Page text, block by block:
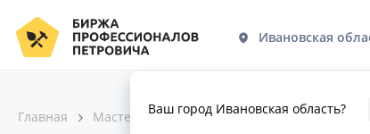
Ивановская
Главная Мастера по ремонту Строительство
Ваш город Ивановская область?